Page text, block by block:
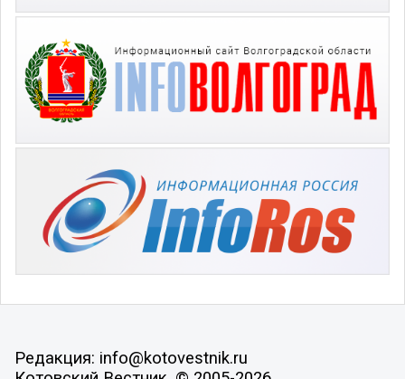
Редакция: info@kotovestnik.ru